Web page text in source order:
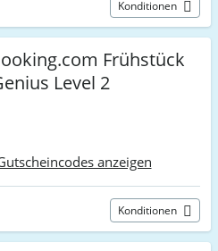
Konditionen
Frühstück
Level 2
anzeigen
Konditionen